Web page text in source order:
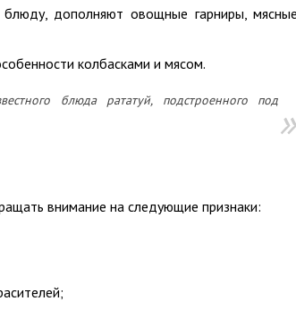
дополняют овощные гарниры,
колбасками и мясом.
блюда рататуй, подстроенного под
внимание на следующие признаки: